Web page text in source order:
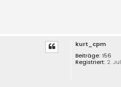
kurt_cpm
Beiträge: 156
Registriert: 2.